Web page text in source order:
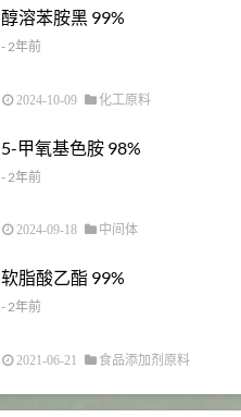
醇溶苯胺黑 99%
- 2年前
2024-10-09 化工原料
5-甲氧基色胺 98%
- 2年前
2024-09-18 中间体
软脂酸乙酯 99%
- 2年前
2021-06-21 食品添加剂原料